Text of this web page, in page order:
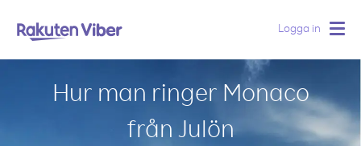
Logga in
Hur man ringer Monaco
från Julön